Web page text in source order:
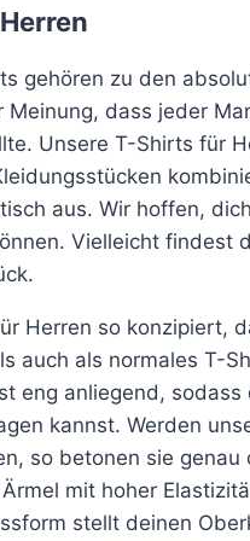
mehrere
Varianten
auf.
Die
Optionen
können
Produktseite
gewählt
werden
gehören zu den
dass jeder
Unsere T-Shirts für
aus. Wir hoffen,
Vielleicht findest
Herren so konzipiert,
auch als normales T-
eng anliegend,
kannst. Werden
so betonen sie genau
mit hoher
stellt deinen